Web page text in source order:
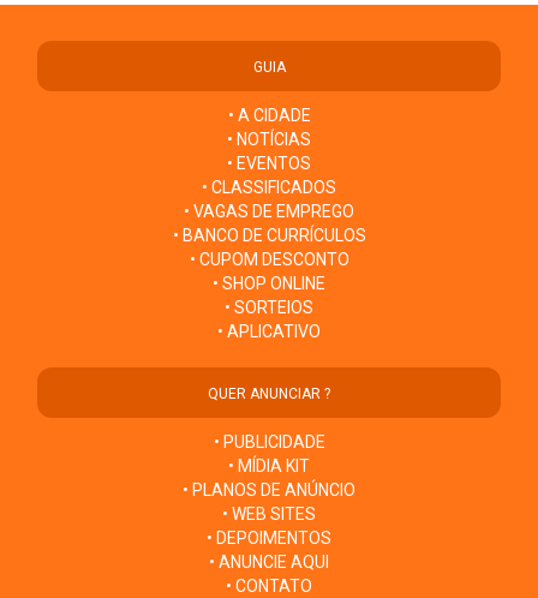
GUIA
• A CIDADE
• NOTÍCIAS
• EVENTOS
• CLASSIFICADOS
• VAGAS DE EMPREGO
• BANCO DE CURRÍCULOS
• CUPOM DESCONTO
• SHOP ONLINE
• SORTEIOS
• APLICATIVO
QUER ANUNCIAR ?
• PUBLICIDADE
• MÍDIA KIT
• PLANOS DE ANÚNCIO
• WEB SITES
• DEPOIMENTOS
• ANUNCIE AQUI
• CONTATO